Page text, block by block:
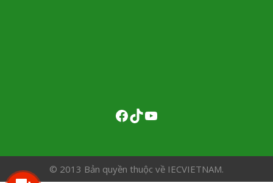
© 2013 Bản quyền thuộc về IECVIETNAM.